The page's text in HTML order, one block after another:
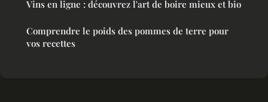
Vins en ligne : découvrez l'art de boire mieux et bio
Comprendre le poids des pommes de terre pour
vos recettes